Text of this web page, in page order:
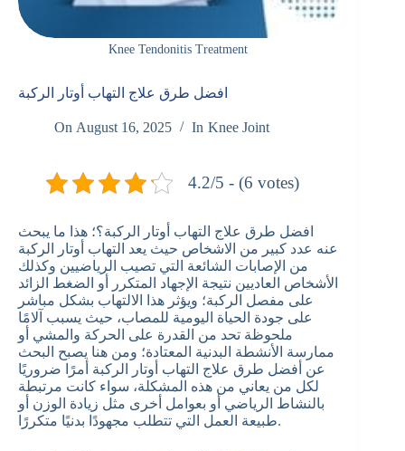
Knee Tendonitis Treatment
افضل طرق علاج التهاب أوتار الركبة
On August 16, 2025 In Knee Joint
4.2/5 - (6 votes)
افضل طرق علاج التهاب أوتار الركبة؟؛ هذا ما يبحث
عنه عدد كبير من الاشخاص حيث يعد التهاب أوتار الركبة
من الإصابات الشائعة التي تصيب الرياضيين وكذلك
الأشخاص العاديين نتيجة الإجهاد المتكرر أو الضغط الزائد
على مفصل الركبة؛ ويؤثر هذا الالتهاب بشكل مباشر
على جودة الحياة اليومية للمصاب، حيث يسبب آلامًا
ملحوظة تحد من القدرة على الحركة والمشي أو
ممارسة الأنشطة البدنية المعتادة؛ ومن هنا يصبح البحث
عن أفضل طرق علاج التهاب أوتار الركبة أمرًا ضروريًا
لكل من يعاني من هذه المشكلة، سواء كانت مرتبطة
بالنشاط الرياضي أو بعوامل أخرى مثل زيادة الوزن أو
طبيعة العمل التي تتطلب مجهودًا بدنيًا متكررًا.